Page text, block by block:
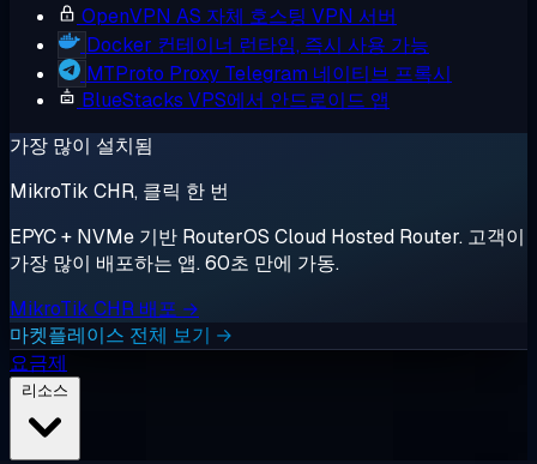
OpenVPN AS 자체 호스팅 VPN 서버
Docker 컨테이너 런타임, 즉시 사용 가능
MTProto Proxy Telegram 네이티브 프록시
BlueStacks VPS에서 안드로이드 앱
가장 많이 설치됨
MikroTik CHR, 클릭 한 번
EPYC + NVMe 기반 RouterOS Cloud Hosted Router. 고객이
가장 많이 배포하는 앱. 60초 만에 가동.
MikroTik CHR 배포 →
마켓플레이스 전체 보기 →
요금제